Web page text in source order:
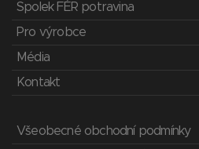
Spolek FÉR potravina
Pro výrobce
Média
Kontakt
Všeobecné obchodní podmínky